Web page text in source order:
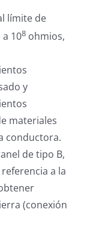
límite de
108 ohmios,
y
materiales
conductora.
de tipo B,
a la
(conexión